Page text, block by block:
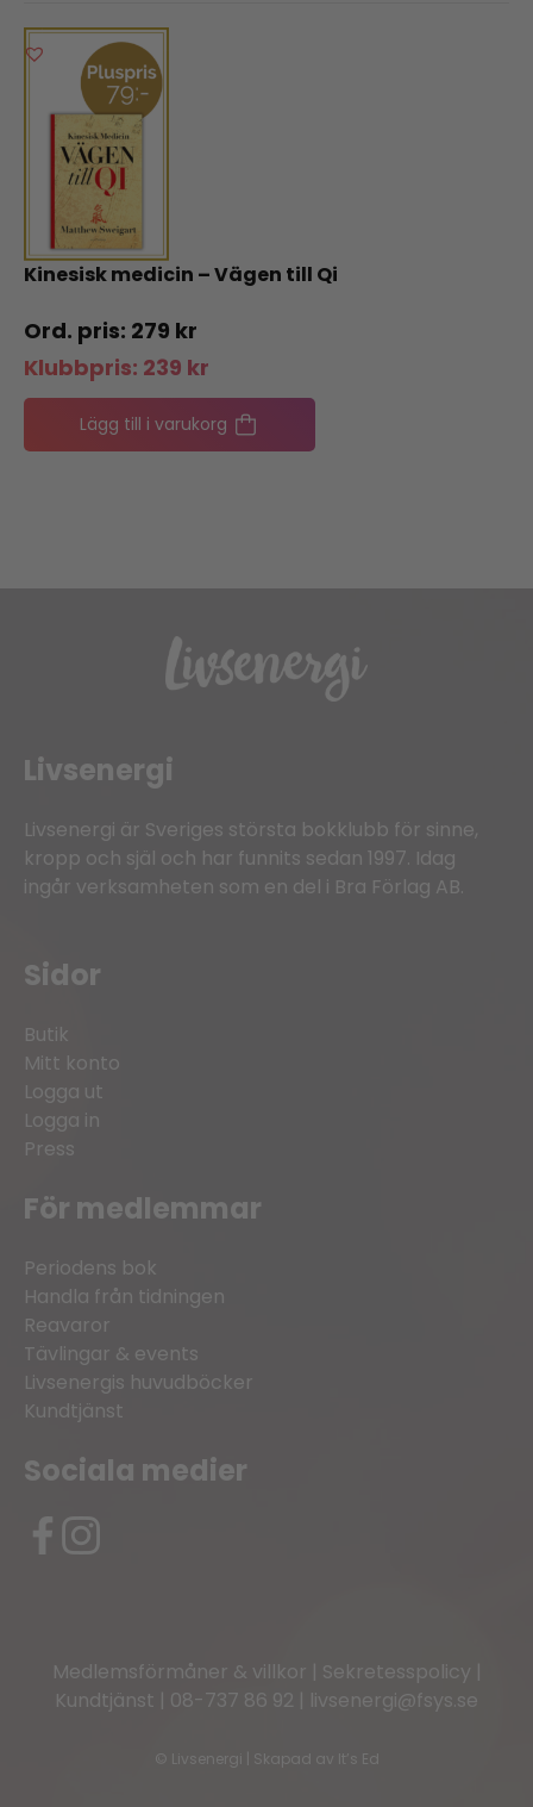
Kinesisk medicin – Vägen till Qi
279 kr
Klubbpris: 239 kr
Lägg till i varukorg
Livsenergi
Livsenergi är Sveriges största bokklubb för sinne,
kropp och själ och har funnits sedan 1997. Idag
ingår verksamheten som en del i Bra Förlag AB.
Sidor
Butik
Mitt konto
Logga ut
Logga in
Press
För medlemmar
Periodens bok
Handla från tidningen
Reavaror
Tävlingar & events
Livsenergis huvudböcker
Kundtjänst
Sociala medier
Medlemsförmåner & villkor | Sekretesspolicy |
Kundtjänst | 08-737 86 92 | livsenergi@fsys.se
© Livsenergi | Skapad av It’s Ed